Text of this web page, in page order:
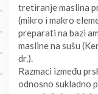
tretiranje maslina
(mikro i makro
preparati na bazi
masline na sušu
dr.).
Razmaci između
odnosno sukladno